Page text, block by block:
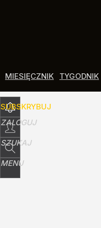
MIESIĘCZNIK TYGODNIK
SUBSKRYBUJ
ZALOGUJ
SZUKAJ
MENU